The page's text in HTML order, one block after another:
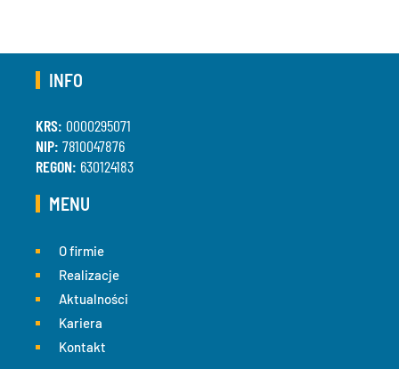
INFO
KRS: 0000295071
NIP: 7810047876
REGON: 630124183
MENU
O firmie
Realizacje
Aktualności
Kariera
Kontakt